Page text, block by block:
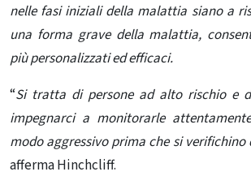
nelle fasi iniziali della malattia siano a
una forma grave della malattia,
più personalizzati ed efficaci.
“Si tratta di persone ad alto rischio e
impegnarci a monitorarle
modo aggressivo prima che si
afferma Hinchcliff.